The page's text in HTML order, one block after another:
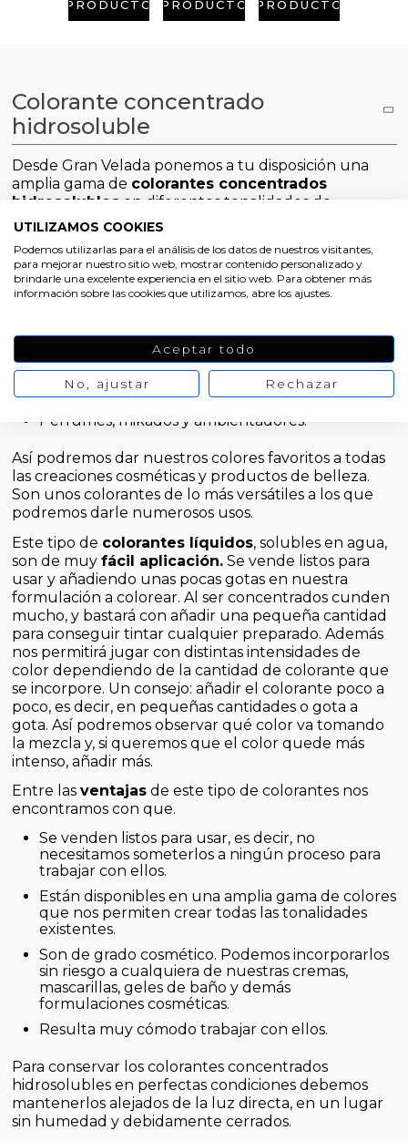
PRODUCTO PRODUCTO PRODUCTO
Colorante concentrado
hidrosoluble
Desde Gran Velada ponemos a tu disposición una
amplia gama de colorantes concentrados
hidrosolublesen diferentes tonalidades de
amarillos, verdes, azules y rojos, entre otros muchos.
hidrosolubles con una alta concentración, que
cumplen con todos los estándares de calidad
exigidos.
resultado estupendo a la hora de colorear:
Cremas, mascarillas y demás cosméticos.
Geles de baño, champús y bombas de baño.
Perfumes, mikados y ambientadores.
Así podremos dar nuestros colores favoritos a todas
las creaciones cosméticas y productos de belleza.
Son unos colorantes de lo más versátiles a los que
podremos darle numerosos usos.
Este tipo de colorantes líquidos, solubles en agua,
son de muy fácil aplicación.Se vende listos para
usar y añadiendo unas pocas gotas en nuestra
formulación a colorear. Al ser concentrados cunden
mucho, y bastará con añadir una pequeña cantidad
para conseguir tintar cualquier preparado. Además
nos permitirá jugar con distintas intensidades de
color dependiendo de la cantidad de colorante que
se incorpore. Un consejo: añadir el colorante poco a
poco, es decir, en pequeñas cantidades o gota a
gota. Así podremos observar qué color va tomando
la mezcla y, si queremos que el color quede más
intenso, añadir más.
Entre las ventajasde este tipo de colorantes nos
encontramos con que.
Se venden listos para usar, es decir, no
necesitamos someterlos a ningún proceso para
trabajar con ellos.
Están disponibles en una amplia gama de colores
que nos permiten crear todas las tonalidades
existentes.
Son de grado cosmético. Podemos incorporarlos
sin riesgo a cualquiera de nuestras cremas,
mascarillas, geles de baño y demás
formulaciones cosméticas.
Resulta muy cómodo trabajar con ellos.
Para conservar los colorantes concentrados
hidrosolubles en perfectas condiciones debemos
mantenerlos alejados de la luz directa, en un lugar
sin humedad y debidamente cerrados.
Aditivos para jabón y Cosmética
Accesorios
Libros y revistas diy
Conchas, caracolas y estrellas de mar
Materiales para detalles hechos a mano
Huerto ecologico
Arenas de colores
Aceites Esenciales
UTILIZAMOS COOKIES
Podemos utilizarlas para el análisis de los datos de nuestros visitantes,
para mejorar nuestro sitio web, mostrar contenido personalizado y
brindarle una excelente experiencia en el sitio web. Para obtener más
información sobre las cookies que utilizamos, abre los ajustes.
Aceptar todo
No, ajustar Rechazar